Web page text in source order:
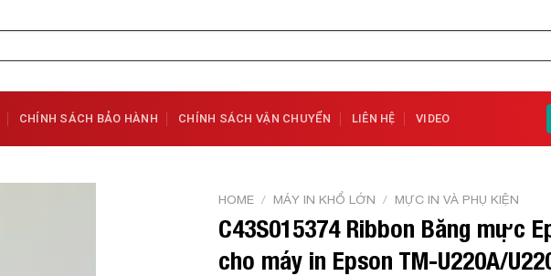
CHÍNH SÁCH BẢO HÀNH CHÍNH SÁCH VẬN CHUYỂN LIÊN HỆ VIDEO
HOME / MÁY IN KHỔ LỚN / MỰC IN VÀ PHỤ KIỆN
C43S015374 Ribbon Băng mực
cho máy in Epson TM-U220A/